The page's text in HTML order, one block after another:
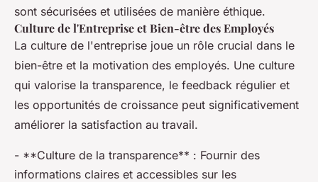
sont sécurisées et utilisées de manière éthique.
Culture de l'Entreprise et Bien-être des Employés
La culture de l'entreprise joue un rôle crucial dans le
bien-être et la motivation des employés. Une culture
qui valorise la transparence, le feedback régulier et
les opportunités de croissance peut significativement
améliorer la satisfaction au travail.
- **Culture de la transparence** : Fournir des
informations claires et accessibles sur les